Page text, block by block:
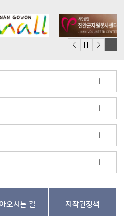
더
기
오시는 길 저작권정책